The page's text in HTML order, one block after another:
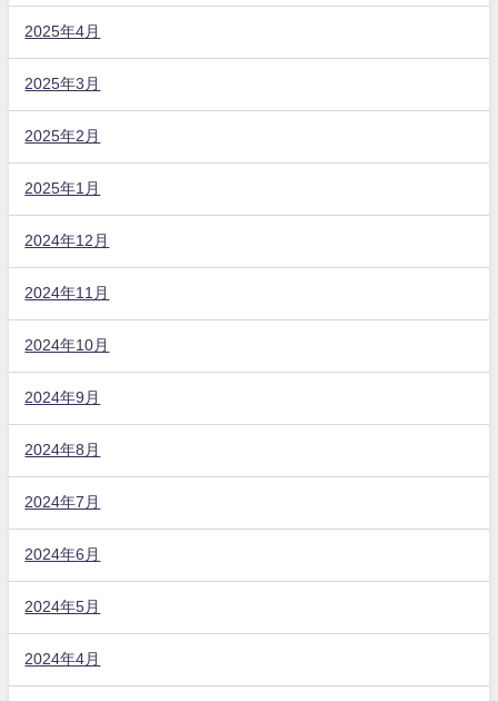
2025年4月
2025年3月
2025年2月
2025年1月
2024年12月
2024年11月
2024年10月
2024年9月
2024年8月
2024年7月
2024年6月
2024年5月
2024年4月